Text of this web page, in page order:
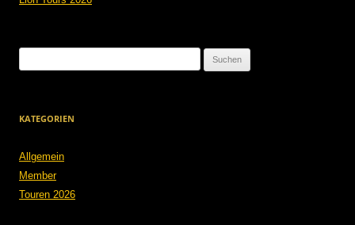
KATEGORIEN
Allgemein
Member
Touren 2026